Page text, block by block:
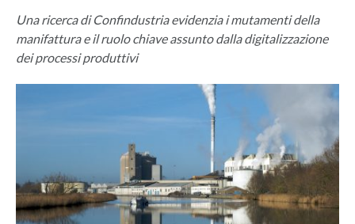
Una ricerca di Confindustria evidenzia i mutamenti della
manifattura e il ruolo chiave assunto dalla digitalizzazione
dei processi produttivi